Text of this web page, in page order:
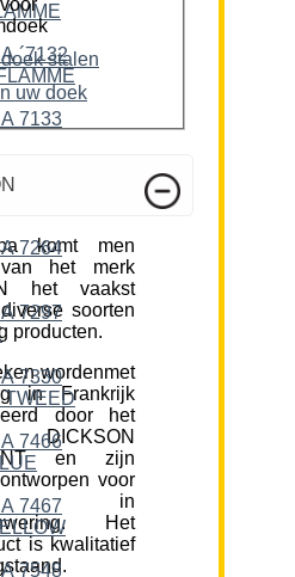
doek stalen
uw doek
komt men
het merk
het vaakst
soorten
producten.
wordenmet
in Frankrijk
door het
en zijn
voor
in
Het
is kwalitatief